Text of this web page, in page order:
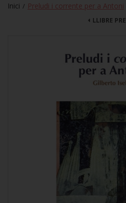
Inici / Preludi i corrente per a Antoni
LLIBRE